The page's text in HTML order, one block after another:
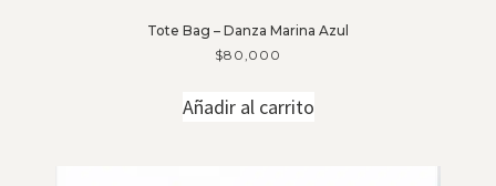
Tote Bag – Danza Marina Azul
$80,000
Añadir al carrito